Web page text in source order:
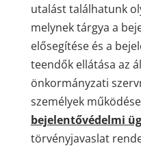
utalást találhatunk
melynek tárgya a
elősegítése és a
teendők ellátása az
önkormányzati
személyek
bejelentővédelmi
törvényjavaslat